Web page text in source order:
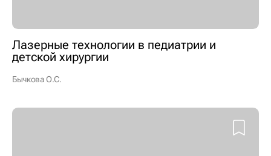
Лазерные технологии в педиатрии и
детской хирургии
Бычкова О.С.